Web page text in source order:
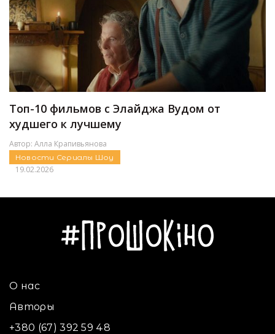
Топ-10 фильмов с Элайджа Вудом от
худшего к лучшему
Автор: Алла Крапивьянова
Новости Сериалы Шоу
19.02.2026
О нас
Авторы
+380 (67) 392 59 48